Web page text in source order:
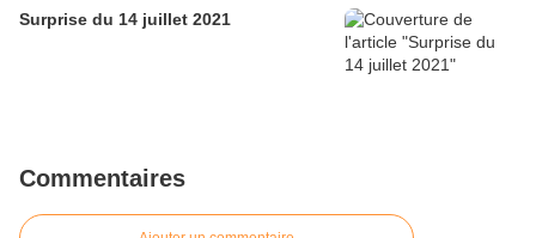
Surprise du 14 juillet 2021
Commentaires